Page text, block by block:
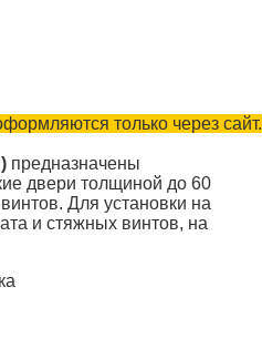
только через сайт.
предназначены
двери толщиной до 60
Для установки на
и стяжных винтов, на